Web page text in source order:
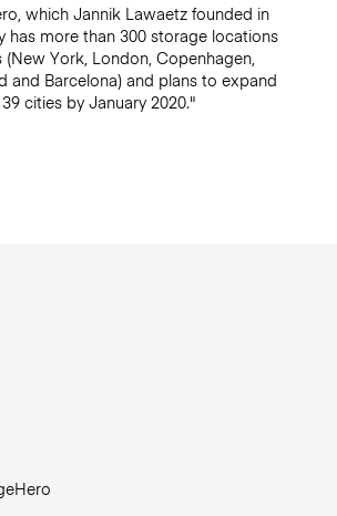
which Jannik Lawaetz founded in
has more than 300 storage locations
(New York, London, Copenhagen,
and Barcelona) and plans to expand
cities by January 2020."